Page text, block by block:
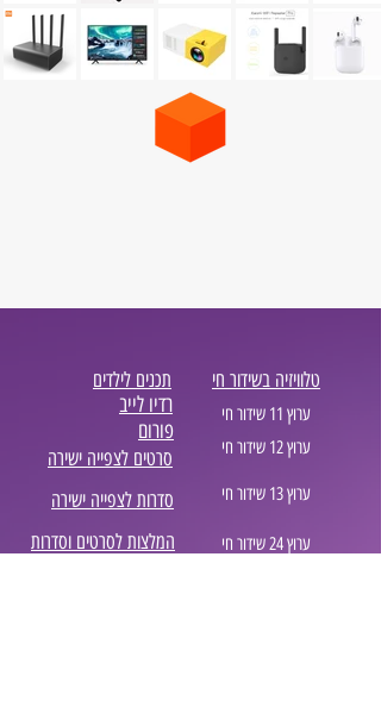
תכנים לילדים
רדיו לייב
פורום
סרטים לצפייה ישירה
סדרות לצפייה ישירה
המלצות לסרטים וסדרות
טלוויזיה בשידור חי
ערוץ 11 שידור חי
ערוץ 12 שידור חי
ערוץ 13 שידור חי
ערוץ 24 שידור חי